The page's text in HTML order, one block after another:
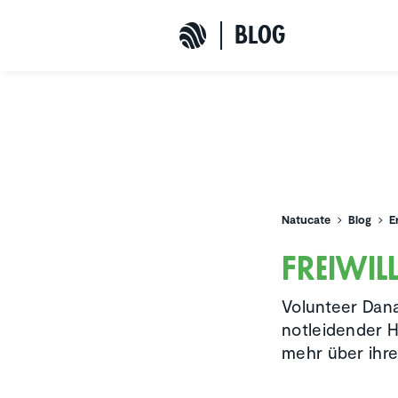
bLoG
Natucate Blog
Volunteer
notleidender
mehr über